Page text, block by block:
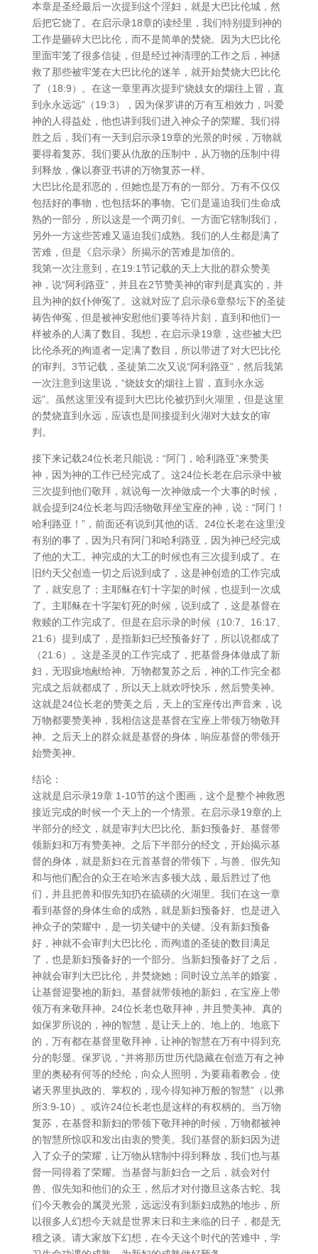
本章是圣经最后一次提到这个淫妇，就是大巴比伦城，然
后把它烧了。在启示录18章的读经里，我们特别提到神的
工作是砸碎大巴比伦，而不是简单的焚烧。因为大巴比伦
里面牢笼了很多信徒，但是经过神清理的工作之后，神拯
救了那些被牢笼在大巴比伦的迷羊，就开始焚烧大巴比伦
了（18:9）。在这一章里再次提到“烧妓女的烟往上冒，直
到永永远远”（19:3），因为保罗讲的万有互相效力，叫爱
神的人得益处，他也讲到我们进入神众子的荣耀。我们得
胜之后，我们有一天到启示录19章的光景的时候，万物就
要得着复苏。我们要从仇敌的压制中，从万物的压制中得
到释放，像以赛亚书讲的万物复苏一样。
大巴比伦是邪恶的，但她也是万有的一部分。万有不仅仅
包括好的事物，也包括坏的事物。它们是逼迫我们生命成
熟的一部分，所以这是一个两刃剑。一方面它辖制我们，
另外一方这些苦难又逼迫我们成熟。我们的人生都是满了
苦难，但是《启示录》所揭示的苦难是加倍的。
我第一次注意到，在19:1节记载的天上大批的群众赞美
神，说“阿利路亚”，并且在2节赞美神的审判是真实的，并
且为神的奴仆伸冤了。这就对应了启示录6章祭坛下的圣徒
祷告伸冤，但是被神安慰他们要等待片刻，直到和他们一
样被杀的人满了数目。我想，在启示录19章，这些被大巴
比伦杀死的殉道者一定满了数目，所以带进了对大巴比伦
的审判。3节记载，圣徒第二次又说“阿利路亚”，然后我第
一次注意到这里说，“烧妓女的烟往上冒，直到永永远
远”。虽然这里没有提到大巴比伦被扔到火湖里，但是这里
的焚烧直到永远，应该也是间接提到火湖对大妓女的审
判。
接下来记载24位长老只能说：“阿门，哈利路亚”来赞美
神，因为神的工作已经完成了。这24位长老在启示录中被
三次提到他们敬拜，就说每一次神做成一个大事的时候，
就会提到24位长老与四活物敬拜坐宝座的神，说：“阿门！
哈利路亚！”，前面还有说到其他的话。24位长老在这里没
有别的事了，因为只有阿门和哈利路亚，因为神已经完成
了他的大工。神完成的大工的时候也有三次提到成了。在
旧约天父创造一切之后说到成了，这是神创造的工作完成
了，就安息了；主耶稣在钉十字架的时候，也提到一次成
了。主耶稣在十字架钉死的时候，说到成了，这是基督在
救赎的工作完成了。但是在启示录的时候（10:7、16:17、
21:6）提到成了，是指新妇已经预备好了，所以说都成了
（21:6）。这是圣灵的工作完成了，把基督身体做成了新
妇，无瑕疵地献给神。万物都复苏之后，神的工作完全都
完成之后就都成了，所以天上就欢呼快乐，然后赞美神。
这就是24位长老的赞美之后，天上的宝座传出声音来，说
万物都要赞美神，我相信这是基督在宝座上带领万物敬拜
神。之后天上的群众就是基督的身体，响应基督的带领开
始赞美神。
结论：
这就是启示录19章 1-10节的这个图画，这个是整个神救恩
接近完成的时候一个天上的一个情景。在启示录19章的上
半部分的经文，就是审判大巴比伦、新妇预备好、基督带
领新妇和万有赞美神。之后下半部分的经文，开始揭示基
督的身体，就是新妇在元首基督的带领下，与兽、假先知
和与他们配合的众王在哈米吉多顿大战，最后胜过了他
们，并且把兽和假先知扔在硫磺的火湖里。我们在这一章
看到基督的身体生命的成熟，就是新妇预备好、也是进入
神众子的荣耀中，是一切关键中的关键。没有新妇预备
好，神就不会审判大巴比伦，而殉道的圣徒的数目满足
了，也是新妇预备好的一个部分。当新妇预备好了之后，
神就会审判大巴比伦，并焚烧她；同时设立羔羊的婚宴，
让基督迎娶祂的新妇。基督就带领祂的新妇，在宝座上带
领万有来敬拜神。24位长老也敬拜神，并且赞美神。真的
如保罗所说的，神的智慧，是让天上的、地上的、地底下
的，万有都在基督里敬拜神，让神的智慧在万有中得到充
分的彰显。保罗说，“并将那历世历代隐藏在创造万有之神
里的奥秘有何等的经纶，向众人照明，为要藉着教会，使
诸天界里执政的、掌权的，现今得知神万般的智慧”（以弗
所3:9-10）。或许24位长老也是这样的有权柄的。当万物
复苏，在基督和新妇的带领下敬拜神的时候，万物都被神
的智慧所惊叹和发出由衷的赞美。我们基督的新妇因为进
入了众子的荣耀，让万物从辖制中得到释放，我们也与基
督一同得着了荣耀。当基督与新妇合一之后，就会对付
兽、假先知和他们的众王，然后才对付撒旦这条古蛇。我
们今天教会的属灵光景，远远没有到新妇成熟的地步，所
以很多人幻想今天就是世界末日和主来临的日子，都是无
稽之谈。请大家放下幻想，在今天这个时代的苦难中，学